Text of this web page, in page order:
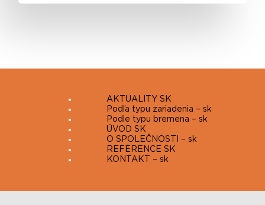
AKTUALITY SK
Podľa typu zariadenia – sk
Podle typu bremena – sk
ÚVOD SK
O SPOLEČNOSTI – sk
REFERENCE SK
KONTAKT – sk